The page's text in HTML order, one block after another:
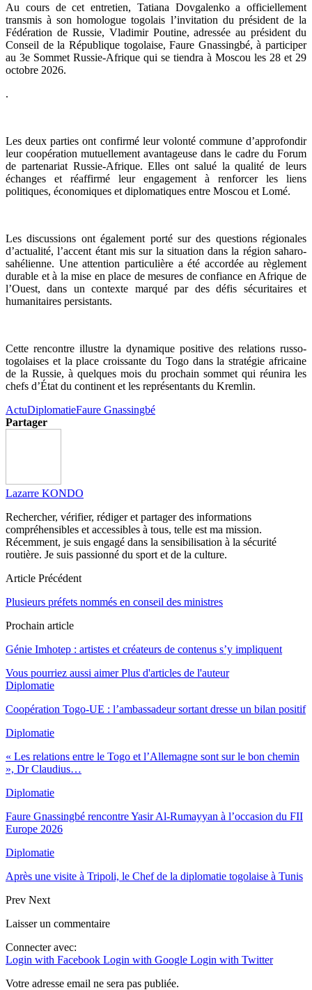
Au cours de cet entretien, Tatiana Dovgalenko a officiellement
transmis à son homologue togolais l’invitation du président de la
Fédération de Russie, Vladimir Poutine, adressée au président du
Conseil de la République togolaise, Faure Gnassingbé, à participer
au 3e Sommet Russie-Afrique qui se tiendra à Moscou les 28 et 29
octobre 2026.
.
Les deux parties ont confirmé leur volonté commune d’approfondir
leur coopération mutuellement avantageuse dans le cadre du Forum
de partenariat Russie-Afrique. Elles ont salué la qualité de leurs
échanges et réaffirmé leur engagement à renforcer les liens
politiques, économiques et diplomatiques entre Moscou et Lomé.
Les discussions ont également porté sur des questions régionales
d’actualité, l’accent étant mis sur la situation dans la région saharo-
sahélienne. Une attention particulière a été accordée au règlement
durable et à la mise en place de mesures de confiance en Afrique de
l’Ouest, dans un contexte marqué par des défis sécuritaires et
humanitaires persistants.
Cette rencontre illustre la dynamique positive des relations russo-
togolaises et la place croissante du Togo dans la stratégie africaine
de la Russie, à quelques mois du prochain sommet qui réunira les
chefs d’État du continent et les représentants du Kremlin.
ActuDiplomatieFaure Gnassingbé
Partager
Lazarre KONDO
Rechercher, vérifier, rédiger et partager des informations
compréhensibles et accessibles à tous, telle est ma mission.
Récemment, je suis engagé dans la sensibilisation à la sécurité
routière. Je suis passionné du sport et de la culture.
Article Précédent
Plusieurs préfets nommés en conseil des ministres
Prochain article
Génie Imhotep : artistes et créateurs de contenus s’y impliquent
Vous pourriez aussi aimer Plus d'articles de l'auteur
Diplomatie
Coopération Togo-UE : l’ambassadeur sortant dresse un bilan positif
Diplomatie
« Les relations entre le Togo et l’Allemagne sont sur le bon chemin
», Dr Claudius…
Diplomatie
Faure Gnassingbé rencontre Yasir Al-Rumayyan à l’occasion du FII
Europe 2026
Diplomatie
Après une visite à Tripoli, le Chef de la diplomatie togolaise à Tunis
Prev Next
Laisser un commentaire
Connecter avec:
Login with Facebook Login with Google Login with Twitter
Votre adresse email ne sera pas publiée.